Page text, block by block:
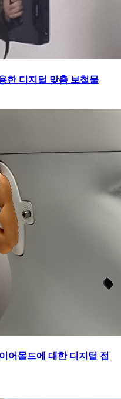
한 디지털 맞춤 보철물
어몰드에 대한 디지털 접